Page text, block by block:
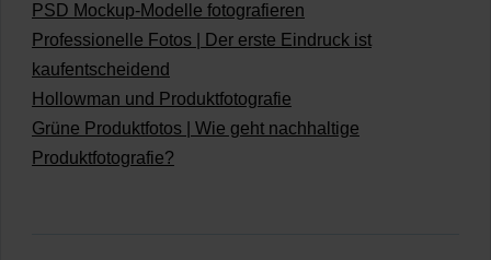
PSD Mockup-Modelle fotografieren
Professionelle Fotos | Der erste Eindruck ist
kaufentscheidend
Hollowman und Produktfotografie
Grüne Produktfotos | Wie geht nachhaltige
Produktfotografie?